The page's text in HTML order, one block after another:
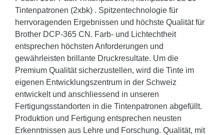
Tintenpatronen (2xbk) . Spitzentechnologie für
herrvoragenden Ergebnissen und höchste Qualität für
Brother DCP-365 CN. Farb- und Lichtechtheit
entsprechen höchsten Anforderungen und
gewährleisten brillante Druckresultate. Um die
Premium Qualität sicherzustellen, wird die Tinte im
eigenen Entwicklungszentrum in der Schweiz
entwickelt und anschliessend in unseren
Fertigungsstandorten in die Tintenpatronen abgefüllt.
Produktion und Fertigung entsprechen neusten
Erkenntnissen aus Lehre und Forschung. Qualität, mit